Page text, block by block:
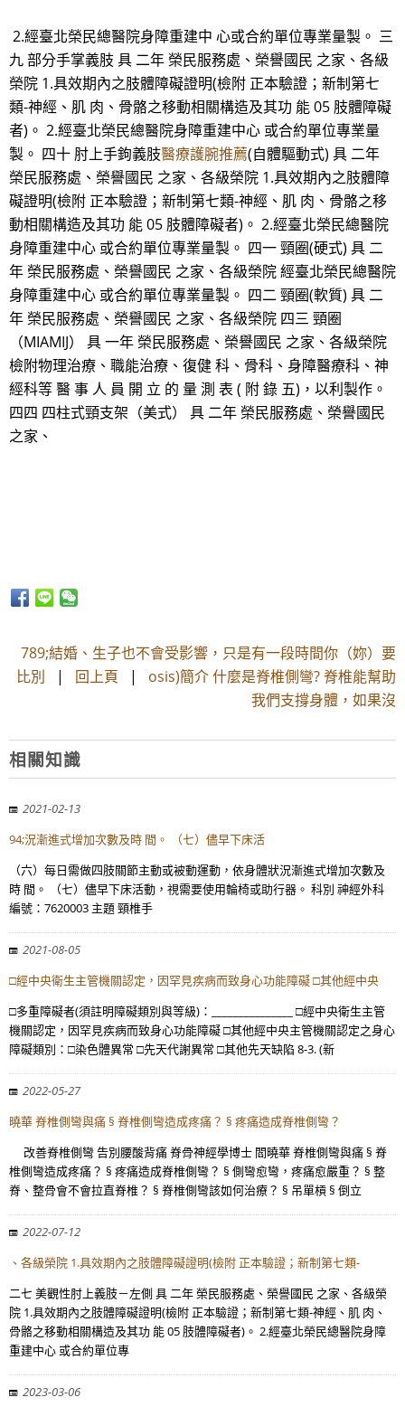
2.經臺北榮民總醫院身障重建中 心或合約單位專業量製。 三
九 部分手掌義肢 具 二年 榮民服務處、榮譽國民 之家、各級
榮院 1.具效期內之肢體障礙證明(檢附 正本驗證；新制第七
類-神經、肌 肉、骨骼之移動相關構造及其功 能 05 肢體障礙
者)。 2.經臺北榮民總醫院身障重建中心 或合約單位專業量
製。 四十 肘上手鉤義肢醫療護腕推薦(自體驅動式) 具 二年
榮民服務處、榮譽國民 之家、各級榮院 1.具效期內之肢體障
礙證明(檢附 正本驗證；新制第七類-神經、肌 肉、骨骼之移
動相關構造及其功 能 05 肢體障礙者)。 2.經臺北榮民總醫院
身障重建中心 或合約單位專業量製。 四一 頸圈(硬式) 具 二
年 榮民服務處、榮譽國民 之家、各級榮院 經臺北榮民總醫院
身障重建中心 或合約單位專業量製。 四二 頸圈(軟質) 具 二
年 榮民服務處、榮譽國民 之家、各級榮院 四三 頸圈
（MIAMIJ） 具 一年 榮民服務處、榮譽國民 之家、各級榮院
檢附物理治療、職能治療、復健 科、骨科、身障醫療科、神
經科等 醫 事 人 員 開 立 的 量 測 表 ( 附 錄 五)，以利製作。
四四 四柱式頸支架（美式） 具 二年 榮民服務處、榮譽國民
之家、
789;結婚、生子也不會受影響，只是有一段時間你（妳）要
比別 | 回上頁 | osis)簡介 什麼是脊椎側彎? 脊椎能幫助
我們支撐身體，如果沒
相關知識
2021-02-13
94;況漸進式增加次數及時 間。 （七）儘早下床活
（六）每日需做四肢關節主動或被動運動，依身體狀況漸進式增加次數及
時 間。 （七）儘早下床活動，視需要使用輪椅或助行器。 科別 神經外科
編號：7620003 主題 頸椎手
2021-08-05
□經中央衛生主管機關認定，因罕見疾病而致身心功能障礙 □其他經中央
□多重障礙者(須註明障礙類別與等級)：_______________ □經中央衛生主管
機關認定，因罕見疾病而致身心功能障礙 □其他經中央主管機關認定之身心
障礙類別：□染色體異常 □先天代謝異常 □其他先天缺陷 8-3. (新
2022-05-27
曉華 脊椎側彎與痛 § 脊椎側彎造成疼痛？ § 疼痛造成脊椎側彎？
改善脊椎側彎 告別腰酸背痛 脊骨神經學博士 閻曉華 脊椎側彎與痛 § 脊
椎側彎造成疼痛？ § 疼痛造成脊椎側彎？ § 側彎愈彎，疼痛愈嚴重？ § 整
脊、整骨會不會拉直脊椎？ § 脊椎側彎該如何治療？ § 吊單槓 § 倒立
2022-07-12
、各級榮院 1.具效期內之肢體障礙證明(檢附 正本驗證；新制第七類-
二七 美觀性肘上義肢－左側 具 二年 榮民服務處、榮譽國民 之家、各級榮
院 1.具效期內之肢體障礙證明(檢附 正本驗證；新制第七類-神經、肌 肉、
骨骼之移動相關構造及其功 能 05 肢體障礙者)。 2.經臺北榮民總醫院身障
重建中心 或合約單位專
2023-03-06